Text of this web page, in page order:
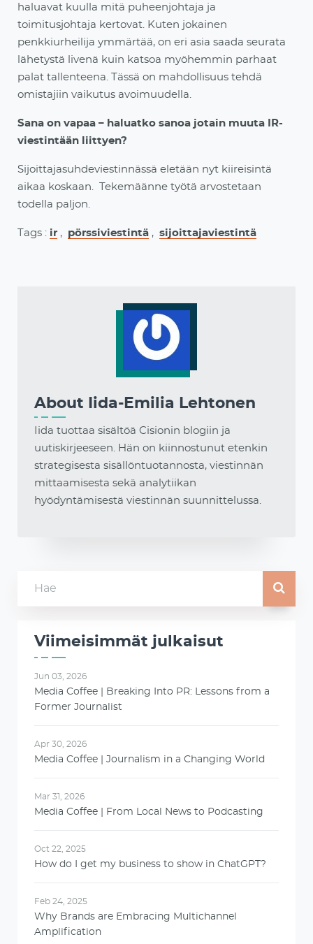
haluavat kuulla mitä puheenjohtaja ja
toimitusjohtaja kertovat. Kuten jokainen
penkkiurheilija ymmärtää, on eri asia saada seurata
lähetystä livenä kuin katsoa myöhemmin parhaat
palat tallenteena. Tässä on mahdollisuus tehdä
omistajiin vaikutus avoimuudella.
Sana on vapaa – haluatko sanoa jotain muuta IR-
viestintään liittyen?
Sijoittajasuhdeviestinnässä eletään nyt kiireisintä
aikaa koskaan. Tekemäänne työtä arvostetaan
todella paljon.
Tags : ir , pörssiviestintä , sijoittajaviestintä
Viimeisimmät julkaisut
Jun 03, 2026
Media Coffee | Breaking Into PR: Lessons from a
Former Journalist
Apr 30, 2026
Media Coffee | Journalism in a Changing World
Mar 31, 2026
Media Coffee | From Local News to Podcasting
Oct 22, 2025
How do I get my business to show in ChatGPT?
Feb 24, 2025
Why Brands are Embracing Multichannel
Amplification
About Iida-Emilia Lehtonen
Iida tuottaa sisältöä Cisionin blogiin ja
uutiskirjeeseen. Hän on kiinnostunut etenkin
strategisesta sisällöntuotannosta, viestinnän
mittaamisesta sekä analytiikan
hyödyntämisestä viestinnän suunnittelussa.